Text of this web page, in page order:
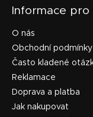
Informace pro
O nás
Obchodní podmínky
Často kladené
Reklamace
Doprava a platba
Jak nakupovat